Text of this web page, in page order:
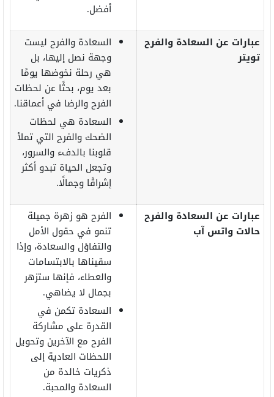
أفضل.
عبارات عن السعادة والفرح
تويتر
السعادة والفرح ليست
وجهة نصل إليها، بل
هي رحلة نخوضها يومًا
بعد يوم، بحثًا عن لحظات
الفرح والرضا في أعماقنا.
السعادة هي لحظات
الضحك والفرح التي تملأ
قلوبنا بالدفء والسرور،
وتجعل الحياة تبدو أكثر
إشراقًا وجمالًا.
عبارات عن السعادة والفرح
حالات واتس آب
الفرح هو زهرة جميلة
تنمو في حقول الأمل
والتفاؤل والسعادة، وإذا
سقيناها بالابتسامات
والعطاء، فإنها ستزهر
بجمال لا يضاهي.
السعادة تكمن في
القدرة على مشاركة
الفرح مع الآخرين وتحويل
اللحظات العادية إلى
ذكريات خالدة من
السعادة والمحبة.